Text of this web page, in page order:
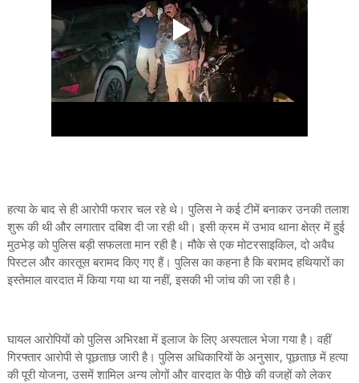
हत्या के बाद से ही आरोपी फरार चल रहे थे। पुलिस ने कई टीमें बनाकर उनकी तलाश
शुरू की थी और लगातार दबिश दी जा रही थी। इसी क्रम में उभाव थाना क्षेत्र में हुई
मुठभेड़ को पुलिस बड़ी सफलता मान रही है। मौके से एक मोटरसाइकिल, दो अवैध
पिस्टल और कारतूस बरामद किए गए हैं। पुलिस का कहना है कि बरामद हथियारों का
इस्तेमाल वारदात में किया गया था या नहीं, इसकी भी जांच की जा रही है।
घायल आरोपियों को पुलिस अभिरक्षा में इलाज के लिए अस्पताल भेजा गया है। वहीं
गिरफ्तार आरोपी से पूछताछ जारी है। पुलिस अधिकारियों के अनुसार, पूछताछ में हत्या
की पूरी योजना, उसमें शामिल अन्य लोगों और वारदात के पीछे की वजहों को लेकर